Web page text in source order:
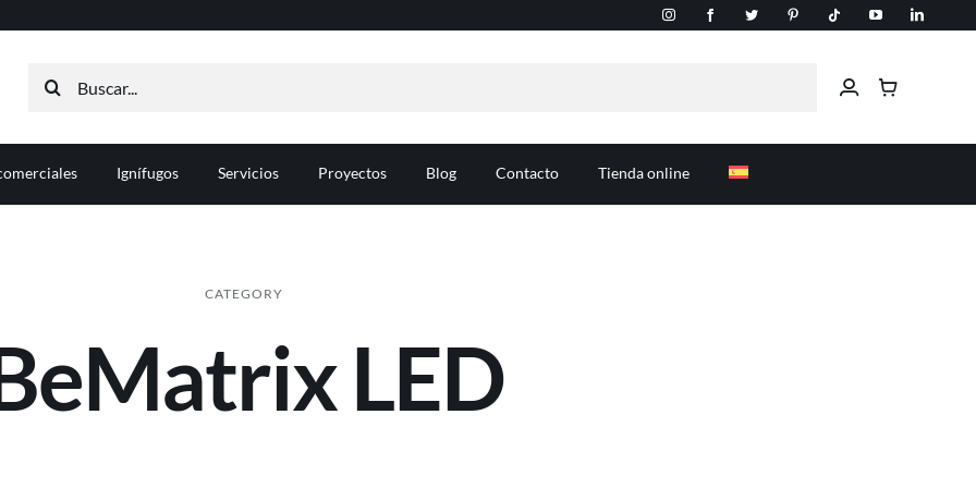
Buscar:
Ignífugos Servicios Proyectos Blog Contacto Tienda online
CATEGORY
LED